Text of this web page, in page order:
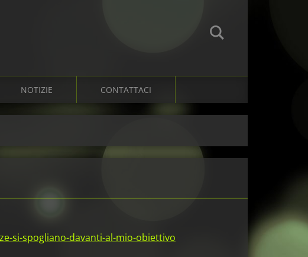
NOTIZIE CONTATTACI
si-spogliano-davanti-al-mio-obiettivo